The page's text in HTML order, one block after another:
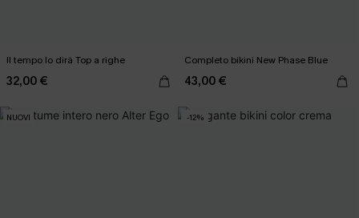
Il tempo lo dirà Top a righe
32,00 €
Completo bikini New Phase Blue
43,00 €
NUOVI -12%